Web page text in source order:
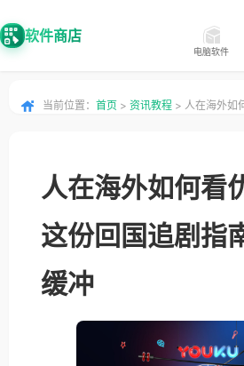
软件商店
电脑软件
当前位置： 首页 > 资讯教程 > 人在海外如
人在海外如何看
这份回国追剧指
缓冲